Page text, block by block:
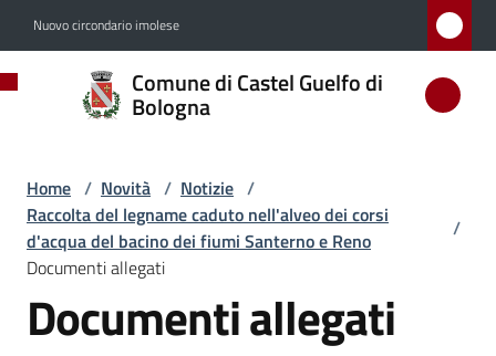
Nuovo circondario imolese
Comune di Castel Guelfo di
Bologna
Comune
di
Guelfo
di
Bologna
Amministrazione
Home / Novità / Notizie /
Raccolta del legname caduto nell'alveo dei corsi
d'acqua del bacino dei fiumi Santerno e Reno
/
Documenti allegati
Documenti allegati